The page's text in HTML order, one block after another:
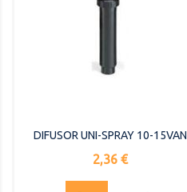
DIFUSOR UNI-SPRAY 10-15VAN
Precio
2,36 €